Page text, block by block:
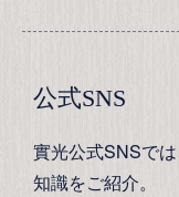
公式SNS
實光公式SNSで
知識をご紹介。